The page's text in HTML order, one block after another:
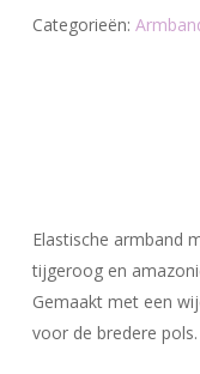
Categorieën:
Elastische armband
tijgeroog en
Gemaakt met een
voor de bredere pols.